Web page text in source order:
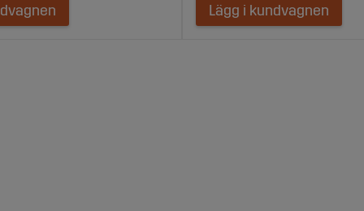
Lägg i kundvagnen